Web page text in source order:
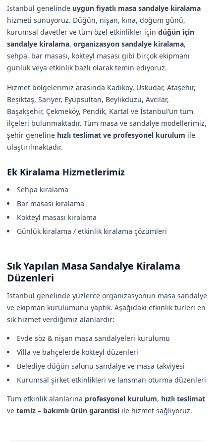
İstanbul genelinde uygun fiyatlı masa sandalye kiralama
hizmeti sunuyoruz. Düğün, nişan, kına, doğum günü,
kurumsal davetler ve tüm özel etkinlikler için düğün için
sandalye kiralama, organizasyon sandalye kiralama,
sehpa, bar masası, kokteyl masası gibi birçok ekipmanı
günlük veya etkinlik bazlı olarak temin ediyoruz.
Hizmet bölgelerimiz arasında Kadıköy, Üsküdar, Ataşehir,
Beşiktaş, Sarıyer, Eyüpsultan, Beylikdüzü, Avcılar,
Başakşehir, Çekmeköy, Pendik, Kartal ve İstanbul’un tüm
ilçeleri bulunmaktadır. Tüm masa ve sandalye modellerimiz,
şehir geneline hızlı teslimat ve profesyonel kurulum ile
ulaştırılmaktadır.
Ek Kiralama Hizmetlerimiz
Sehpa kiralama
Bar masası kiralama
Kokteyl masası kiralama
Günlük kiralama / etkinlik kiralama çözümleri
Sık Yapılan Masa Sandalye Kiralama
Düzenleri
İstanbul genelinde yüzlerce organizasyonun masa sandalye
ve ekipman kurulumunu yaptık. Aşağıdaki etkinlik türleri en
sık hizmet verdiğimiz alanlardır:
Evde söz & nişan masa sandalyeleri kurulumu
Villa ve bahçelerde kokteyl düzenleri
Belediye düğün salonu sandalye ve masa takviyesi
Kurumsal şirket etkinlikleri ve lansman oturma düzenleri
Tüm etkinlik alanlarına profesyonel kurulum, hızlı teslimat
ve temiz – bakımlı ürün garantisi ile hizmet sağlıyoruz.